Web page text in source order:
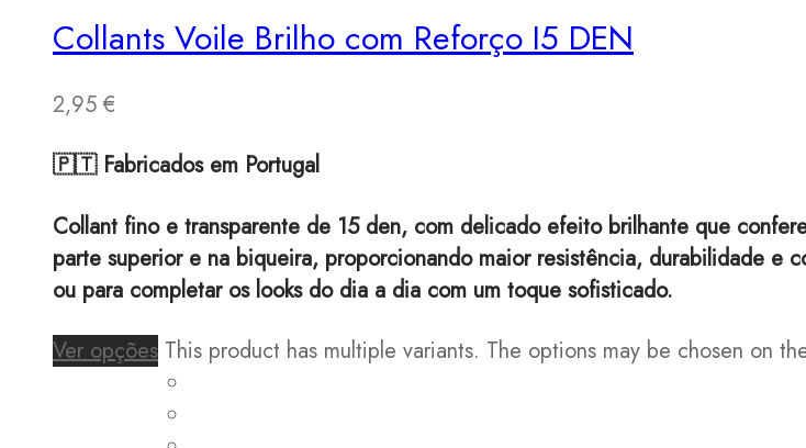
Collants Voile Brilho com Reforço I5 DEN
2,95 €
🇵🇹 Fabricados em Portugal
Collant fino e transparente de 15 den, com delicado efeito brilhante que
parte superior e na biqueira, proporcionando maior resistência, durabilidade e
ou para completar os looks do dia a dia com um toque sofisticado.
Ver opções This product has multiple variants. The options may be chosen on